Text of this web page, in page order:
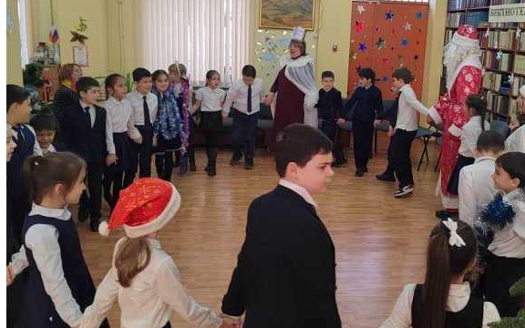
улучшении жилищных условий по
г. Владикавказ
Открытые данные
Общественное обсуждение
документов стратегического
планирования
Информация о результатах
проверок
Порядок обжалования решений и
действий органов местного
самоуправления
Муниципальный контроль Выборы 2026